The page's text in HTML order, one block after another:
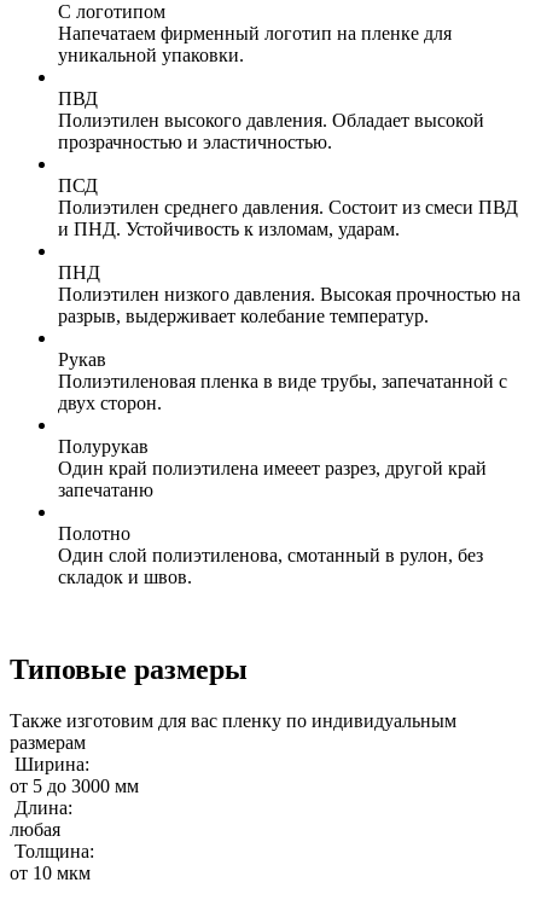
С логотипом
Напечатаем фирменный логотип на пленке для
уникальной упаковки.
ПВД
Полиэтилен высокого давления. Обладает высокой
прозрачностью и эластичностью.
ПСД
Полиэтилен среднего давления. Состоит из смеси ПВД
и ПНД. Устойчивость к изломам, ударам.
ПНД
Полиэтилен низкого давления. Высокая прочностью на
разрыв, выдерживает колебание температур.
Рукав
Полиэтиленовая пленка в виде трубы, запечатанной с
двух сторон.
Полурукав
Один край полиэтилена имееет разрез, другой край
запечатаню
Полотно
Один слой полиэтиленова, смотанный в рулон, без
складок и швов.
Типовые размеры
Также изготовим для вас пленку по индивидуальным
размерам
Ширина:
от 5 до 3000 мм
Длина:
любая
Толщина:
от 10 мкм